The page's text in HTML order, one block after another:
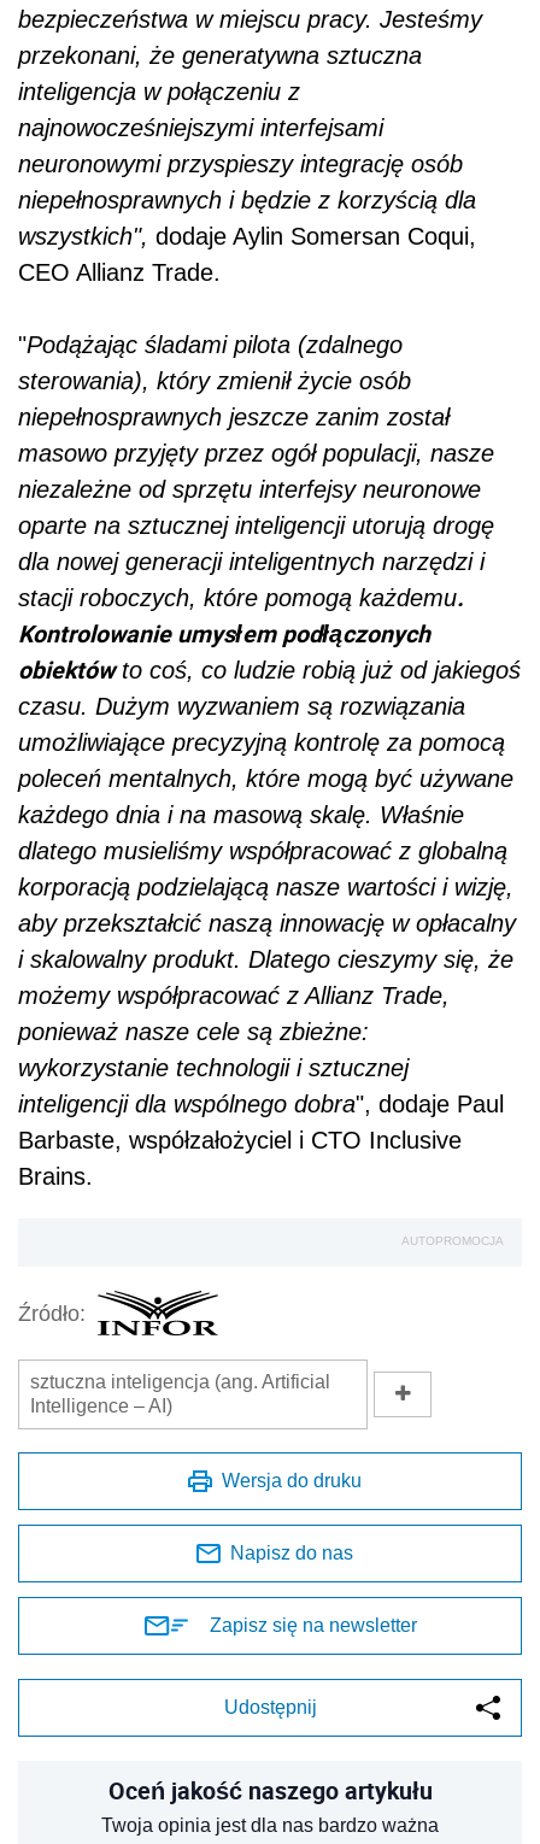
bezpieczeństwa w miejscu pracy. Jesteśmy
przekonani, że generatywna sztuczna
inteligencja w połączeniu z
najnowocześniejszymi interfejsami
neuronowymi przyspieszy integrację osób
niepełnosprawnych i będzie z korzyścią dla
wszystkich", dodaje Aylin Somersan Coqui,
CEO Allianz Trade.
"Podążając śladami pilota (zdalnego
sterowania), który zmienił życie osób
niepełnosprawnych jeszcze zanim został
masowo przyjęty przez ogół populacji, nasze
niezależne od sprzętu interfejsy neuronowe
oparte na sztucznej inteligencji utorują drogę
dla nowej generacji inteligentnych narzędzi i
stacji roboczych, które pomogą każdemu.
Kontrolowanie umysłem podłączonych
obiektówto coś, co ludzie robią już od jakiegoś
czasu. Dużym wyzwaniem są rozwiązania
umożliwiające precyzyjną kontrolę za pomocą
poleceń mentalnych, które mogą być używane
każdego dnia i na masową skalę. Właśnie
dlatego musieliśmy współpracować z globalną
korporacją podzielającą nasze wartości i wizję,
aby przekształcić naszą innowację w opłacalny
i skalowalny produkt. Dlatego cieszymy się, że
możemy współpracować z Allianz Trade,
ponieważ nasze cele są zbieżne:
wykorzystanie technologii i sztucznej
inteligencji dla wspólnego dobra", dodaje Paul
Barbaste, współzałożyciel i CTO Inclusive
Brains.
AUTOPROMOCJA
Źródło:
sztuczna inteligencja (ang. Artificial
Intelligence – AI)
Wersja do druku
Napisz do nas
Zapisz się na newsletter
Udostępnij
Oceń jakość naszego artykułu
Twoja opinia jest dla nas bardzo ważna